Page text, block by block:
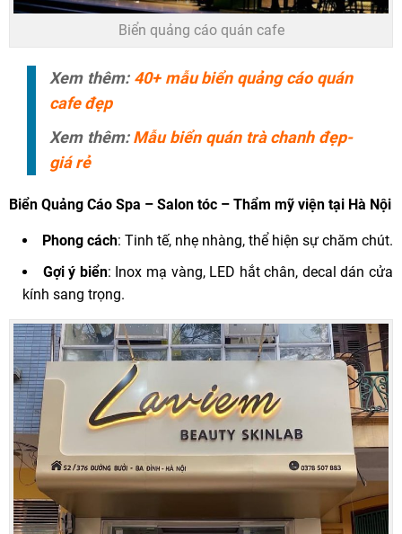
Biển quảng cáo quán cafe
Xem thêm: 40+ mẫu biển quảng cáo quán
cafe đẹp
Xem thêm:Mẫu biển quán trà chanh đẹp-
giá rẻ
Biển Quảng Cáo Spa – Salon tóc – Thẩm mỹ viện tại Hà Nội
Phong cách: Tinh tế, nhẹ nhàng, thể hiện sự chăm chút.
Gợi ý biển: Inox mạ vàng, LED hắt chân, decal dán cửa
kính sang trọng.